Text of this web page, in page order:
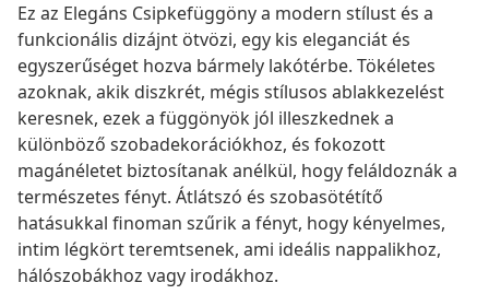
Ez az Elegáns Csipkefüggöny a modern stílust és a
funkcionális dizájnt ötvözi, egy kis eleganciát és
egyszerűséget hozva bármely lakótérbe. Tökéletes
azoknak, akik diszkrét, mégis stílusos ablakkezelést
keresnek, ezek a függönyök jól illeszkednek a
különböző szobadekorációkhoz, és fokozott
magánéletet biztosítanak anélkül, hogy feláldoznák a
természetes fényt. Átlátszó és szobasötétítő
hatásukkal finoman szűrik a fényt, hogy kényelmes,
intim légkört teremtsenek, ami ideális nappalikhoz,
hálószobákhoz vagy irodákhoz.